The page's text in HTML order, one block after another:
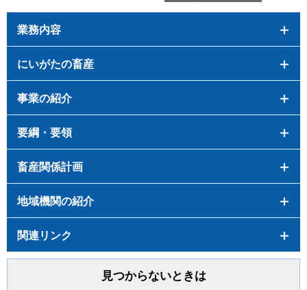
業務内容
にいがたの畜産
事業の紹介
要綱・要領
畜産関係計画
地域機関の紹介
関連リンク
見つからないときは